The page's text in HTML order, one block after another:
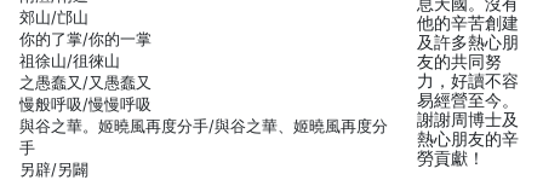
郊山/邙山
你的了掌/你的一掌
祖徐山/徂徠山
之愚蠢又/又愚蠢又
慢般呼吸/慢慢呼吸
與谷之華。姬曉風再度分手/與谷之華、姬曉風再度分
手
另辟/另闢
他的辛苦創建
及許多熱心朋
友的共同努
力，好讀不容
易經營至今。
謝謝周博士及
熱心朋友的辛
勞貢獻！